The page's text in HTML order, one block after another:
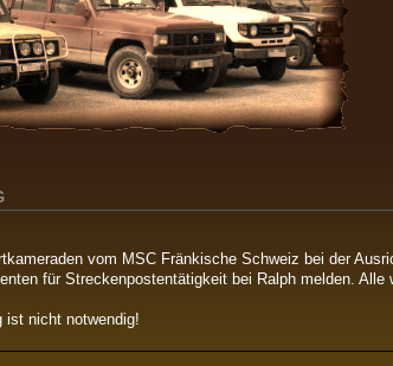
vom MSC Fränkische Schweiz bei der
für Streckenpostentätigkeit bei Ralph melden. Alle
ist nicht notwendig!